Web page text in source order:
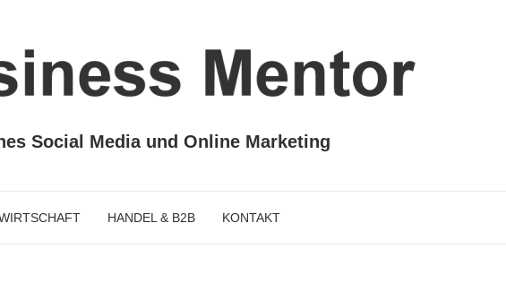
Social Media und Online Marketing
HANDEL & B2B KONTAKT